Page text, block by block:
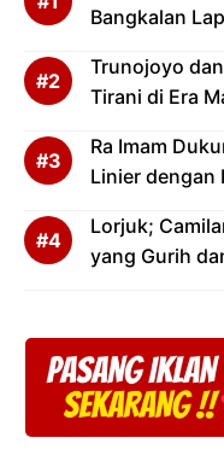
Bangkalan
Trunojoyo
Tirani di Era
Ra Imam
Linier dengan
Lorjuk;
yang Gurih